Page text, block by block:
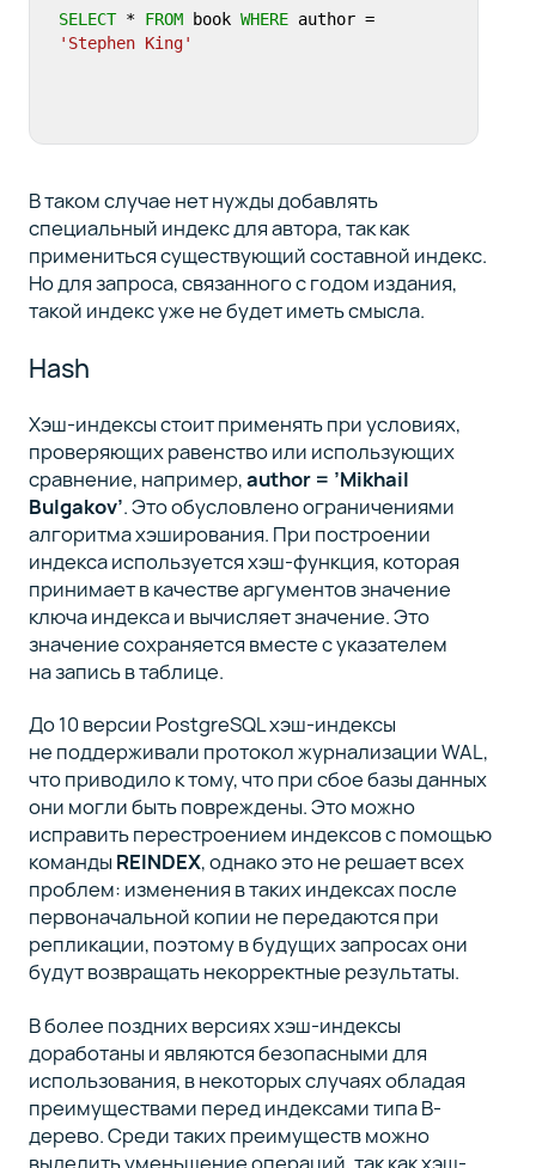
SELECT * FROM book WHERE
author =
'Stephen King'
В таком случае нет нужды добавлять
специальный индекс для автора, так как
примениться существующий составной индекс.
Но для запроса, связанного с годом издания,
такой индекс уже не будет иметь смысла.
Hash
Хэш-индексы стоит применять при условиях,
проверяющих равенство или использующих
сравнение, например,author = ’Mikhail
Bulgakov’. Это обусловлено ограничениями
алгоритма хэширования. При построении
индекса используется хэш-функция, которая
принимает в качестве аргументов значение
ключа индекса и вычисляет значение. Это
значение сохраняется вместе с указателем
на запись в таблице.
До 10 версии PostgreSQL хэш-индексы
не поддерживали протокол журнализации WAL,
что приводило к тому, что при сбое базы данных
они могли быть повреждены. Это можно
исправить перестроением индексов с помощью
команды REINDEX, однако это не решает всех
проблем: изменения в таких индексах после
первоначальной копии не передаются при
репликации, поэтому в будущих запросах они
будут возвращать некорректные результаты.
В более поздних версиях хэш-индексы
доработаны и являются безопасными для
использования, в некоторых случаях обладая
преимуществами перед индексами типа B-
дерево. Среди таких преимуществ можно
выделить уменьшение операций, так как хэш-